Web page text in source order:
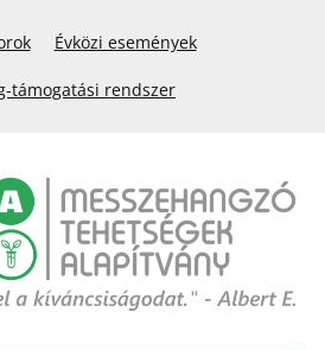
Évközi események
támogatási rendszer